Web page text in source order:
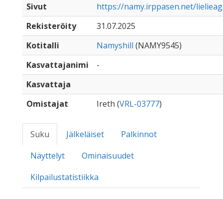
Sivut
https://namy.irppasen.net/
Rekisteröity
31.07.2025
Kotitalli
Namyshill (NAMY9545)
Kasvattajanimi
-
Kasvattaja
Omistajat
Ireth (VRL-03777)
Suku Jälkeläiset
Palkinnot
Näyttelyt
Ominaisuudet
Kilpailustatistiikka